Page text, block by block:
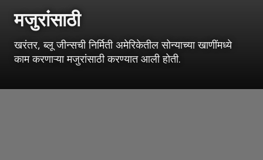
मजुरांसाठी
खरंतर, ब्लू जीन्सची निर्मिती अमेरिकेतील सोन्याच्या खाणींमध्ये
काम करणाऱ्या मजुरांसाठी करण्यात आली होती.